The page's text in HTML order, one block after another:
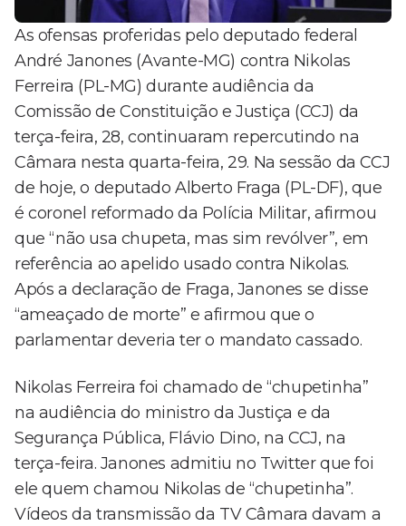
As ofensas proferidas pelo deputado federal
André Janones (Avante-MG) contra Nikolas
Ferreira (PL-MG) durante audiência da
Comissão de Constituição e Justiça (CCJ) da
terça-feira, 28, continuaram repercutindo na
Câmara nesta quarta-feira, 29. Na sessão da CCJ
de hoje, o deputado Alberto Fraga (PL-DF), que
é coronel reformado da Polícia Militar, afirmou
que “não usa chupeta, mas sim revólver”, em
referência ao apelido usado contra Nikolas.
Após a declaração de Fraga, Janones se disse
“ameaçado de morte” e afirmou que o
parlamentar deveria ter o mandato cassado.
Nikolas Ferreira foi chamado de “chupetinha”
na audiência do ministro da Justiça e da
Segurança Pública, Flávio Dino, na CCJ, na
terça-feira. Janones admitiu no Twitter que foi
ele quem chamou Nikolas de “chupetinha”.
Vídeos da transmissão da TV Câmara davam a